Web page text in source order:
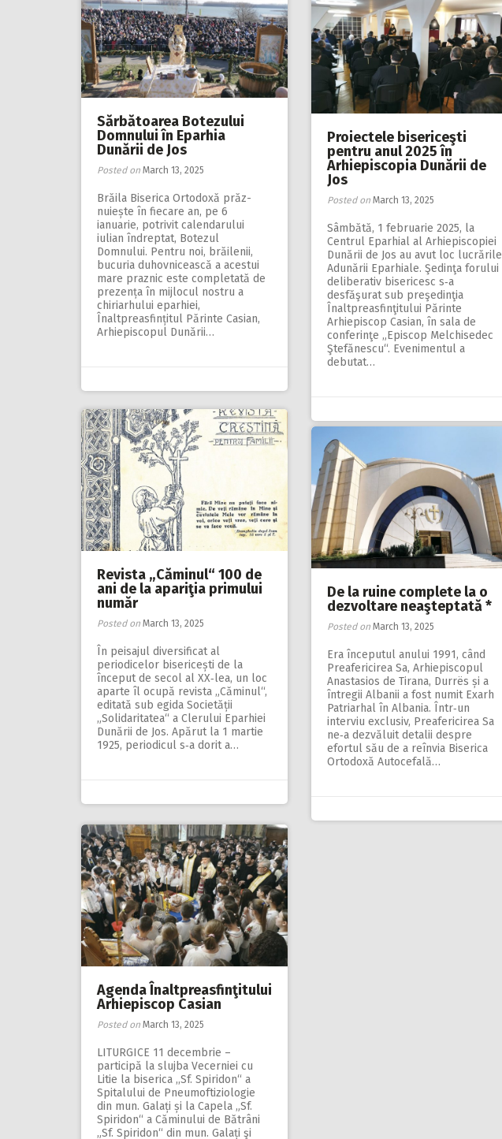
Sărbătoarea Botezului
Domnului în Eparhia
Dunării de Jos
Posted on March 13, 2025
Brăila Biserica Ortodoxă prăz­
nuiește în fiecare an, pe 6
ianuarie, potrivit calendarului
iulian îndreptat, Botezul
Domnului. Pentru noi, brăilenii,
bucuria duhovnicească a acestui
mare praznic este completată de
prezența în mijlocul nostru a
chiriarhului eparhiei,
Înaltpreasfințitul Părinte Casian,
Arhiepiscopul Dunării…
Proiectele bisericeşti
pentru anul 2025 în
Arhiepiscopia Dunării de
Jos
Posted on March 13, 2025
Sâmbătă, 1 februarie 2025, la
Centrul Eparhial al Arhiepiscopiei
Dunării de Jos au avut loc lucrările
Adunării Eparhiale. Şedinţa forului
deliberativ bisericesc s‑a
desfăşurat sub preşedinţia
Înaltpreasfinţitului Părinte
Arhiepis­cop Casian, în sala de
conferinţe „Episcop Melchisedec
Ştefănescu“. Evenimentul a
debutat…
Revista „Căminul“ 100 de
ani de la apariţia primului
număr
Posted on March 13, 2025
În peisajul diversificat al
periodicelor bisericești de la
început de secol al XX‑lea, un loc
aparte îl ocupă revista „Căminul“,
editată sub egida Societății
„Solidaritatea“ a Clerului Eparhiei
Dunării de Jos. Apărut la 1 martie
1925, periodicul s‑a dorit a…
De la ruine complete la o
dezvoltare neaşteptată *
Posted on March 13, 2025
Era începutul anului 1991, când
Preafericirea Sa, Arhiepiscopul
Anastasios de Tirana, Durrës și a
întregii Albanii a fost numit Exarh
Patriarhal în Albania. Într‑un
interviu exclusiv, Preafericirea Sa
ne‑a dezvăluit detalii despre
efortul său de a reînvia Biserica
Ortodoxă Autocefală…
Agenda Înaltpreasfinţitului
Arhiepiscop Casian
Posted on March 13, 2025
LITURGICE 11 decembrie –
participă la slujba Vecerniei cu
Litie la biserica ,,Sf. Spiridon“ a
Spitalului de Pneumoftiziologie
din mun. Galați și la Capela „Sf.
Spiridon“ a Căminului de Bătrâni
„Sf. Spiridon“ din mun. Galați şi